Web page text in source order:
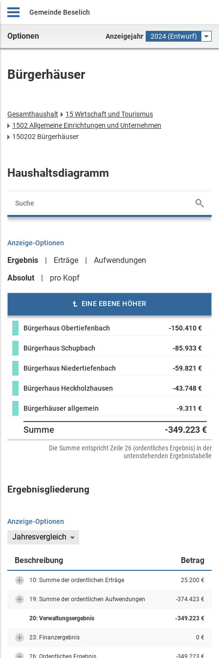
Gemeinde Beselich
Optionen Anzeigejahr 2024 (Entwurf)
Bürgerhäuser
Gesamthaushalt
15 Wirtschaft und Tourismus
1502 Allgemeine Einrichtungen und Unternehmen
150202 Bürgerhäuser
Haushaltsdiagramm
Anzeige-Optionen
Ergebnis Erträge
Aufwendungen
Absolut
pro Kopf
EINE EBENE HÖHER
Bürgerhaus Obertiefenbach -150.410 €
Bürgerhaus Schupbach -85.933 €
Bürgerhaus Niedertiefenbach -59.821 €
Bürgerhaus Heckholzhausen -43.748 €
Bürgerhäuser allgemein -9.311 €
Summe -349.223 €
Die Summe entspricht Zeile 26 (ordentliches Ergebnis) in der
untenstehenden Ergebnistabelle
Ergebnisgliederung
Anzeige-Optionen
Jahresvergleich
Beschreibung Betrag
10: Summe der ordentlichen Erträge 25.200 €
19: Summe der ordentlichen Aufwendungen -374.423 €
20: Verwaltungsergebnis -349.223 €
23: Finanzergebnis 0 €
26: Ordentliches Ergebnis -349.223 €